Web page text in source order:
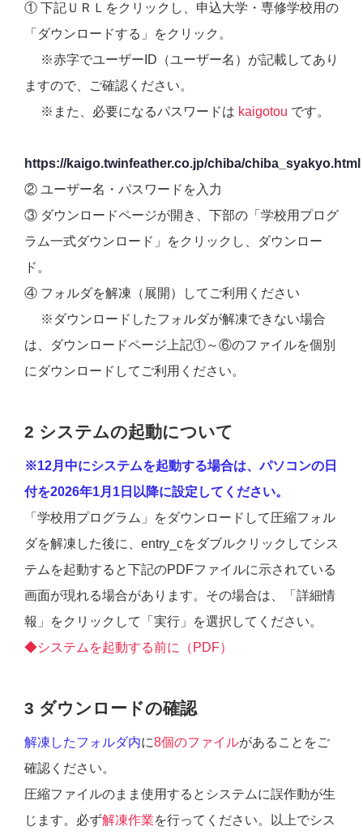
① 下記ＵＲＬをクリックし、申込大学・専修学校用の
「ダウンロードする」をクリック。
※赤字でユーザーID（ユーザー名）が記載してあり
ますので、ご確認ください。
※また、必要になるパスワードは kaigotou です。
https://kaigo.twinfeather.co.jp/chiba/chiba_syakyo.html
② ユーザー名・パスワードを入力
③ ダウンロードページが開き、下部の「学校用プログ
ラム一式ダウンロード」をクリックし、ダウンロー
ド。
④ フォルダを解凍（展開）してご利用ください
※ダウンロードしたフォルダが解凍できない場合
は、ダウンロードページ上記①～⑥のファイルを個別
にダウンロードしてご利用ください。
2 システムの起動について
※12月中にシステムを起動する場合は、パソコンの日
付を2026年1月1日以降に設定してください。
「学校用プログラム」をダウンロードして圧縮フォル
ダを解凍した後に、entry_cをダブルクリックしてシス
テムを起動すると下記のPDFファイルに示されている
画面が現れる場合があります。その場合は、「詳細情
報」をクリックして「実行」を選択してください。
◆システムを起動する前に（PDF）
3 ダウンロードの確認
解凍したフォルダ内に8個のファイルがあることをご
確認ください。
圧縮ファイルのまま使用するとシステムに誤作動が生
じます。必ず解凍作業を行ってください。以上でシス